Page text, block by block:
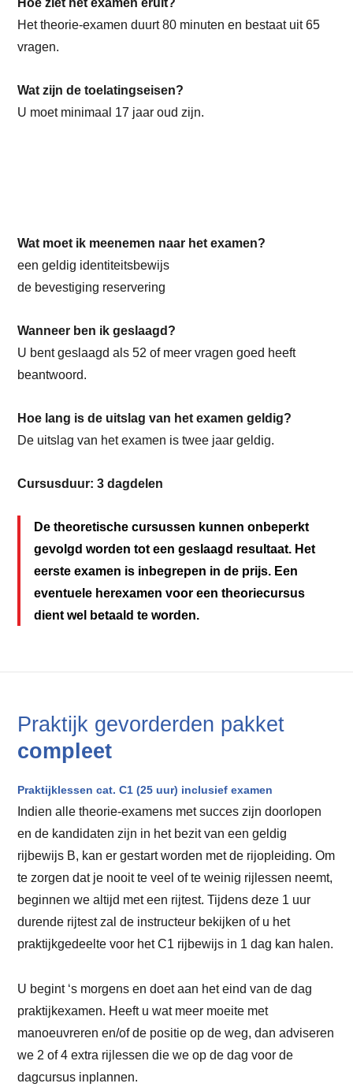
Het theorie-examen duurt 80 minuten en bestaat uit 65
vragen.
Wat zijn de toelatingseisen?
U moet minimaal 17 jaar oud zijn.
Wat moet ik meenemen naar het examen?
een geldig identiteitsbewijs
de bevestiging reservering
Wanneer ben ik geslaagd?
U bent geslaagd als 52 of meer vragen goed heeft
beantwoord.
Hoe lang is de uitslag van het examen geldig?
De uitslag van het examen is twee jaar geldig.
Cursusduur: 3 dagdelen
De theoretische cursussen kunnen onbeperkt
gevolgd worden tot een geslaagd resultaat. Het
eerste examen is inbegrepen in de prijs. Een
eventuele herexamen voor een theoriecursus
dient wel betaald te worden.
Praktijk gevorderden pakket
compleet
Praktijklessen cat. C1 (25 uur) inclusief examen
Indien alle theorie-examens met succes zijn doorlopen
en de kandidaten zijn in het bezit van een geldig
rijbewijs B, kan er gestart worden met de rijopleiding. Om
te zorgen dat je nooit te veel of te weinig rijlessen neemt,
beginnen we altijd met een rijtest. Tijdens deze 1 uur
durende rijtest zal de instructeur bekijken of u het
praktijkgedeelte voor het C1 rijbewijs in 1 dag kan halen.
U begint ‘s morgens en doet aan het eind van de dag
praktijkexamen. Heeft u wat meer moeite met
manoeuvreren en/of de positie op de weg, dan adviseren
we 2 of 4 extra rijlessen die we op de dag voor de
dagcursus inplannen.